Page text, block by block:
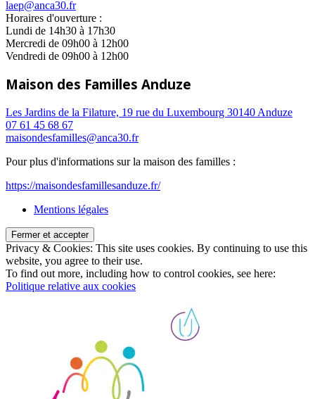
laep@anca30.fr
Horaires d'ouverture :
Lundi de 14h30 à 17h30
Mercredi de 09h00 à 12h00
Vendredi de 09h00 à 12h00
Maison des Familles Anduze
Les Jardins de la Filature, 19 rue du Luxembourg 30140 Anduze
07 61 45 68 67
maisondesfamilles@anca30.fr
Pour plus d'informations sur la maison des familles :
https://maisondesfamillesanduze.fr/
Mentions légales
Privacy & Cookies: This site uses cookies. By continuing to use this
website, you agree to their use.
To find out more, including how to control cookies, see here:
Politique relative aux cookies